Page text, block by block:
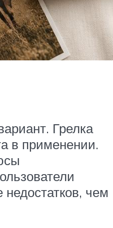
Грелка
в применении.
чем